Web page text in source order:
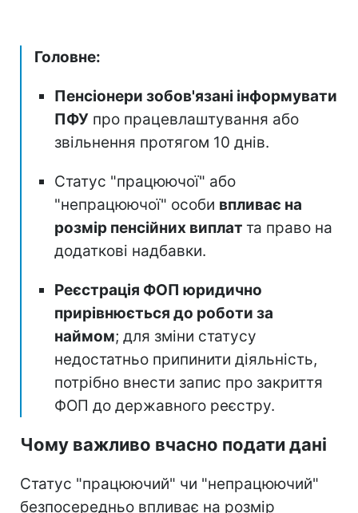
Головне:
Пенсіонери зобов'язані інформувати
ПФУ про працевлаштування або
звільнення протягом 10 днів.
Статус "працюючої" або
"непрацюючої" особи впливає на
розмір пенсійних виплат та право на
додаткові надбавки.
Реєстрація ФОП юридично
прирівнюється до роботи за
наймом; для зміни статусу
недостатньо припинити діяльність,
потрібно внести запис про закриття
ФОП до державного реєстру.
Чому важливо вчасно подати дані
Статус "працюючий" чи "непрацюючий"
безпосередньо впливає на розмір